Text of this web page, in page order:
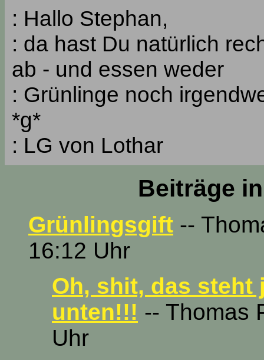
: Hallo Stephan,
: da hast Du natürlich
ab - und essen weder
: Grünlinge noch
*g*
: LG von Lothar
Beiträge
Grünlingsgift --
16:12 Uhr
Oh, shit, das steht
unten!!! -- Thomas
Uhr